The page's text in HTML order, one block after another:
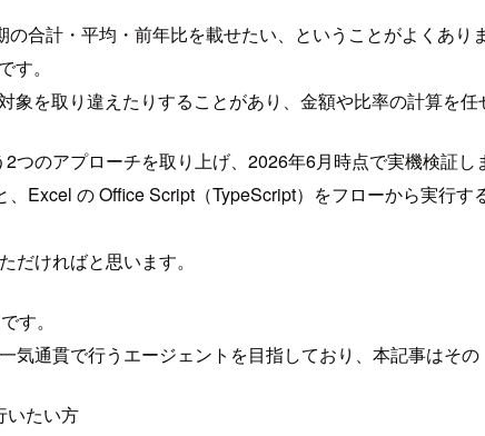
合計・平均・前年比を載せたい、ということがよくありま
。
を取り違えたりすることがあり、金額や比率の計算を任
のアプローチを取り上げ、2026年6月時点で実機検証し
Excel の Office Script（TypeScript）をフローから実行
ければと思います。
す。
貫で行うエージェントを目指しており、本記事はその
いたい方